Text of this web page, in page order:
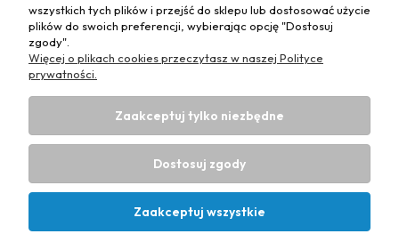
INFORMACJE
Hurtownia materiałów tapicerskich Adrian| ul. Chorzowska
50e, 44-100 Gliwice, woj. śląskie | E-mail:
6312703341
Projekt i wykonanie:Ecommercy.pl
wszystkich tych plików i przejść do sklepu lub dostosować użycie
plików do swoich preferencji, wybierając opcję "Dostosuj
zgody".
Więcej o plikach cookies przeczytasz w naszej Polityce
prywatności.
Zaakceptuj tylko niezbędne
Dostosuj zgody
Zaakceptuj wszystkie